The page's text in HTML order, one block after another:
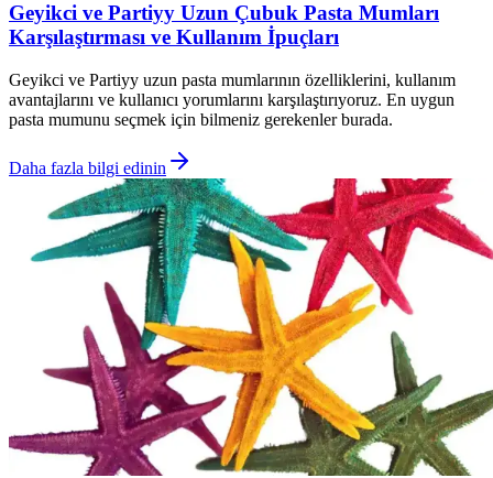
Geyikci ve Partiyy Uzun Çubuk Pasta Mumları
Karşılaştırması ve Kullanım İpuçları
Geyikci ve Partiyy uzun pasta mumlarının özelliklerini, kullanım
avantajlarını ve kullanıcı yorumlarını karşılaştırıyoruz. En uygun
pasta mumunu seçmek için bilmeniz gerekenler burada.
Daha fazla bilgi edinin